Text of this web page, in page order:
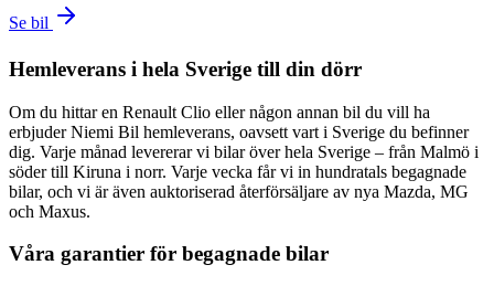
Se bil
Hemleverans i hela Sverige till din dörr
Om du hittar en Renault Clio eller någon annan bil du vill ha
erbjuder Niemi Bil hemleverans, oavsett vart i Sverige du befinner
dig. Varje månad levererar vi bilar över hela Sverige – från Malmö i
söder till Kiruna i norr. Varje vecka får vi in hundratals begagnade
bilar, och vi är även auktoriserad återförsäljare av nya Mazda, MG
och Maxus.
Våra garantier för begagnade bilar